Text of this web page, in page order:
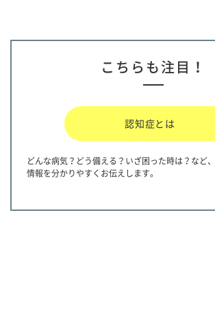
こちらも注目！
認知症とは
どんな病気？どう備える？いざ困った時は？など
情報を分かりやすくお伝えします。